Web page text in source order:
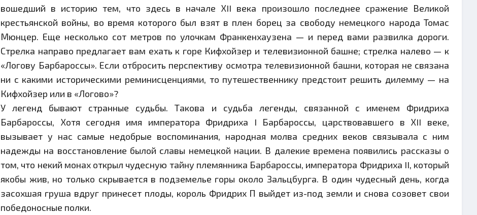
вошедший в историю тем, что здесь в начале ХII века произошло последнее сражение Великой
крестьянской войны, во время которого был взят в плен борец за свободу немецкого народа Томас
Мюнцер. Еще несколько сот метров по улочкам Франкенхаузена — и перед вами развилка дороги.
Стрелка направо предлагает вам ехать к горе Кифхойзер и телевизионной башне; стрелка налево — к
«Логову Барбароссы». Если отбросить перспективу осмотра телевизионной башни, которая не связана
ни с какими историческими реминисценциями, то путешественнику предстоит решить дилемму — на
Кифхойзер или в «Логово»?
У легенд бывают странные судьбы. Такова и судьба легенды, связанной с именем Фридриха
Барбароссы, Хотя сегодня имя императора Фридриха I Барбароссы, царствовавшего в ХII веке,
вызывает у нас самые недобрые воспоминания, народная молва средних веков связывала с ним
надежды на восстановление былой славы немецкой нации. В далекие времена появились рассказы о
том, что некий монах открыл чудесную тайну племянника Барбароссы, императора Фридриха II, который
якобы жив, но только скрывается в подземелье горы около Зальцбурга. В один чудесный день, когда
засохшая груша вдруг принесет плоды, король Фридрих П выйдет из-под земли и снова созовет свои
победоносные полки.